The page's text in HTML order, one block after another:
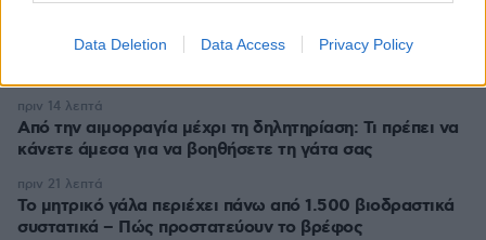
Data Deletion Data Access Privacy Policy
Ελληνική ακτοπλοΐα: 164 πλοία, 20 εκατ. επιβάτες και
Από την αιμορραγία μέχρι τη δηλητηρίαση: Τι πρέπει να
κάνετε άμεσα για να βοηθήσετε τη γάτα σας
πριν 14 λεπτά
Το μητρικό γάλα περιέχει πάνω από 1.500 βιοδραστικά
συστατικά – Πώς προστατεύουν το βρέφος
πριν 21 λεπτά